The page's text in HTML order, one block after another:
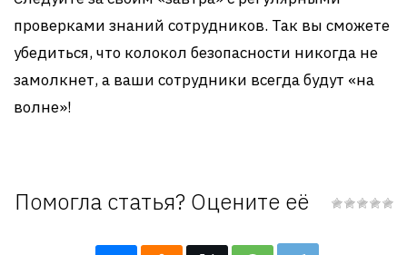
проверками знаний сотрудников. Так вы сможете
убедиться, что колокол безопасности никогда не
замолкнет, а ваши сотрудники всегда будут «на
волне»!
Помогла статья? Оцените её